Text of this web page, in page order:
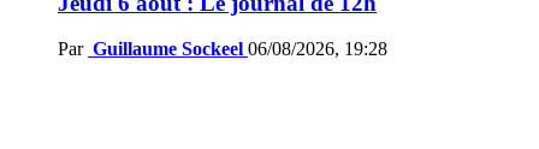
Par Guillaume Sockeel 06/08/2026, 19:28